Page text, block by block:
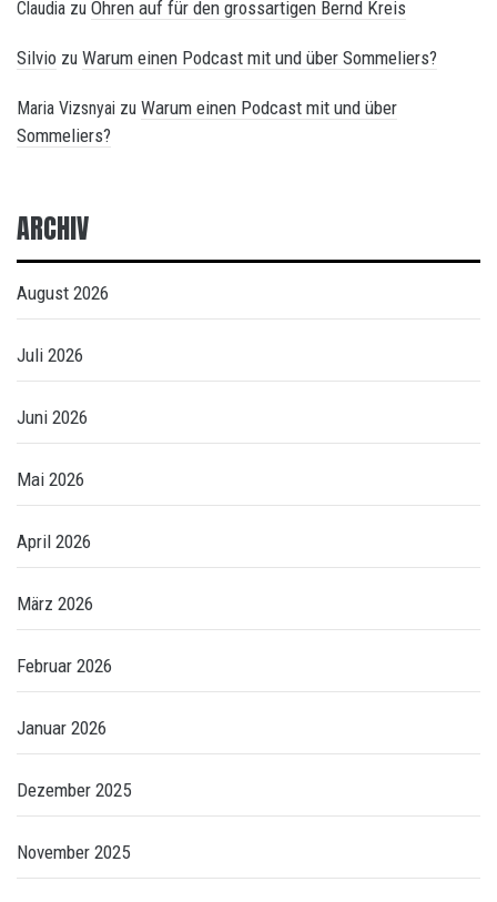
Claudia zu Ohren auf für den grossartigen Bernd Kreis
Silvio zu Warum einen Podcast mit und über Sommeliers?
Maria Vizsnyai zu Warum einen Podcast mit und über
Sommeliers?
ARCHIV
August 2026
Juli 2026
Juni 2026
Mai 2026
April 2026
März 2026
Februar 2026
Januar 2026
Dezember 2025
November 2025